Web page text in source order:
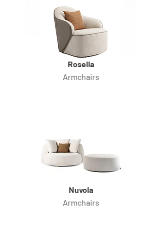
Rosella
Armchairs
Nuvola
Armchairs